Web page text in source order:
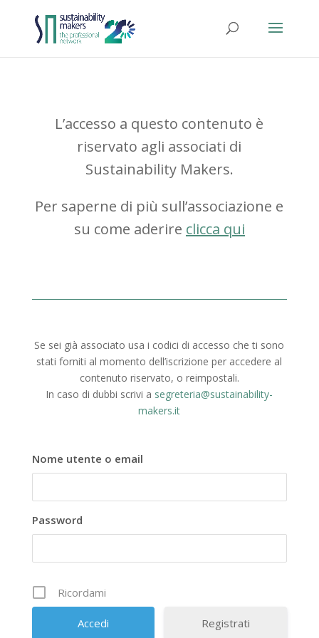
L’accesso a questo contenuto è
riservato agli associati di
Sustainability Makers.
Per saperne di più sull’associazione e
su come aderire clicca qui
Se sei già associato usa i codici di accesso che ti sono
stati forniti al momento dell’iscrizione per accedere al
contenuto riservato, o reimpostali.
In caso di dubbi scrivi a segreteria@sustainability-
makers.it
Nome utente o email
Password
Ricordami
Registrati